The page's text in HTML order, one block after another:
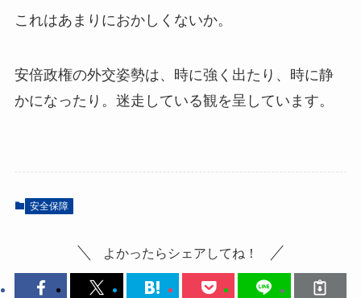
これはあまりにおかしくないか。
安倍政権の外交姿勢は、時に強く出たり、時に静
かになったり。迷走している観を呈しています。
安全保障
よかったらシェアしてね！